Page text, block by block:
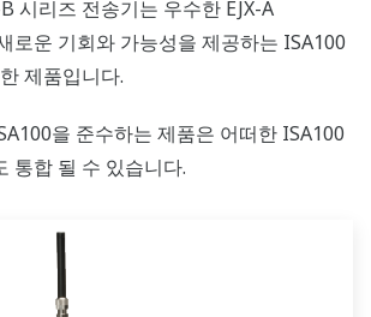
시리즈 전송기는 우수한 EJX-A
로운 기회와 가능성을 제공하는 ISA100
제품입니다.
을 준수하는 제품은 어떠한 ISA100
통합 될 수 있습니다.